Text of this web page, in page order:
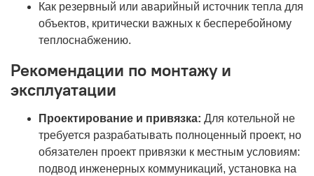
Как резервный или аварийный источник тепла для
объектов, критически важных к бесперебойному
теплоснабжению.
Рекомендации по монтажу и
эксплуатации
Проектирование и привязка: Для котельной не
требуется разрабатывать полноценный проект, но
обязателен проект привязки к местным условиям:
подвод инженерных коммуникаций, установка на